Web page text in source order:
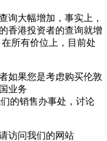
询大幅增加，事实上，
香港投资者的查询就增
所有价位上，目前处
如果您是考虑购买伦敦
业务
的销售办事处，讨论
访问我们的网站